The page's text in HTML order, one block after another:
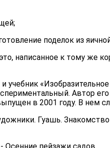
поделок из
написанное к тому же
учебник
Автор
в 2001 году. В нем
Гуашь.